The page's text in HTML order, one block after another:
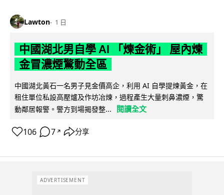
Lawton 1 日
中國湖北男自學 AI 「煉金術」 屋內煉
金冒濃煙驚動全區
中國湖北黃石一名男子見金價高企，利用 AI 自學提煉黃金，在
租住單位私設高壓爐及作坊冶煉，過程產生大量刺鼻濃煙，驚
動鄰居報警。警方到場揭發整...
閱讀全文
106 7 ↗ 分享
ADVERTISEMENT